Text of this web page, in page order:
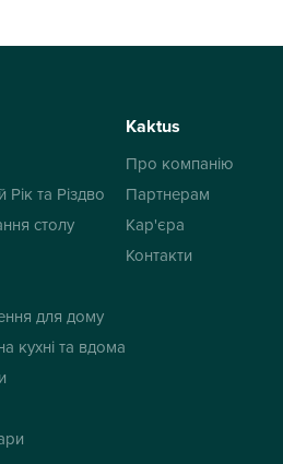
та Різдво
столу
для дому
кухні та вдома
Kaktus
Про компанію
Партнерам
Кар'єра
Контакти